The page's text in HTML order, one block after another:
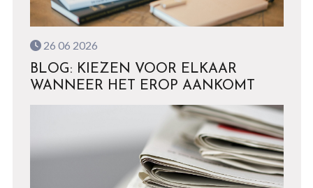
26 06 2026
BLOG: KIEZEN VOOR ELKAAR
WANNEER HET EROP AANKOMT